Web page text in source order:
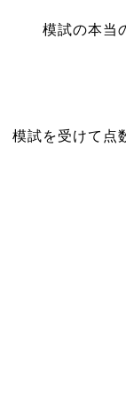
模試の本当
模試を受けて点